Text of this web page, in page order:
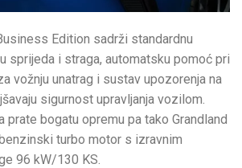
Edition sadrži standardnu
sprijeda i straga, automatsku pomoć pri
vožnju unatrag i sustav upozorenja na
sigurnost upravljanja vozilom.
bogatu opremu pa tako Grandland
turbo motor s izravnim
96 kW/130 KS.